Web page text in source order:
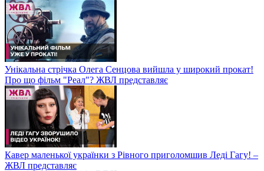
Унікальна стрічка Олега Сенцова вийшла у широкий прокат!
Про що фільм "Реал"? ЖВЛ представляє
Кавер маленької українки з Рівного приголомшив Леді Гагу! –
ЖВЛ представляє